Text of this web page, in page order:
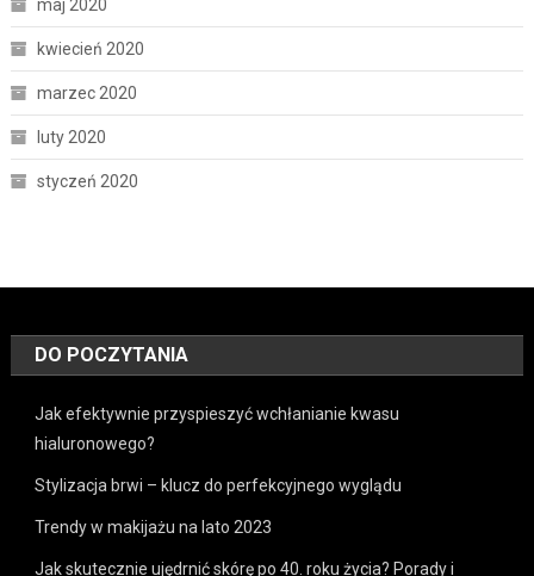
maj 2020
kwiecień 2020
marzec 2020
luty 2020
styczeń 2020
DO POCZYTANIA
Jak efektywnie przyspieszyć wchłanianie kwasu
hialuronowego?
Stylizacja brwi – klucz do perfekcyjnego wyglądu
Trendy w makijażu na lato 2023
Jak skutecznie ujędrnić skórę po 40. roku życia? Porady i